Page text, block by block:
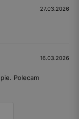
27.03.2026
16.03.2026
Polecam